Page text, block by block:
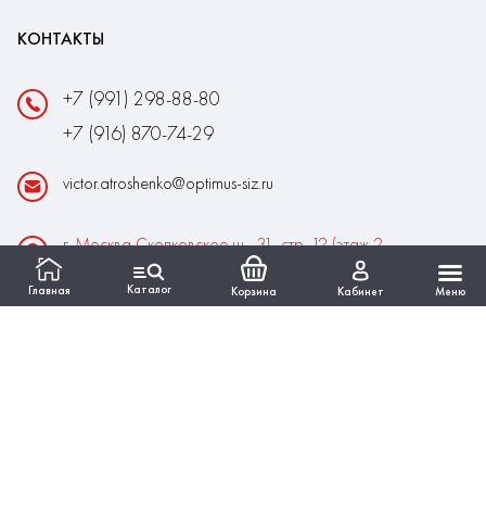
Главная Каталог Корзина Кабинет Меню
КОНТАКТЫ
+7 (991) 298-88-80
+7 (916) 870-74-29
victor.atroshenko@optimus-siz.ru
г. Москва Сколковское ш., 31, стр. 12 (этаж 2,
помещение 22)
Время работы: